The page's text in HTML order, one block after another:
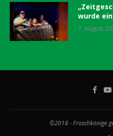
wurde
7. August
©2018 - Froschkönige